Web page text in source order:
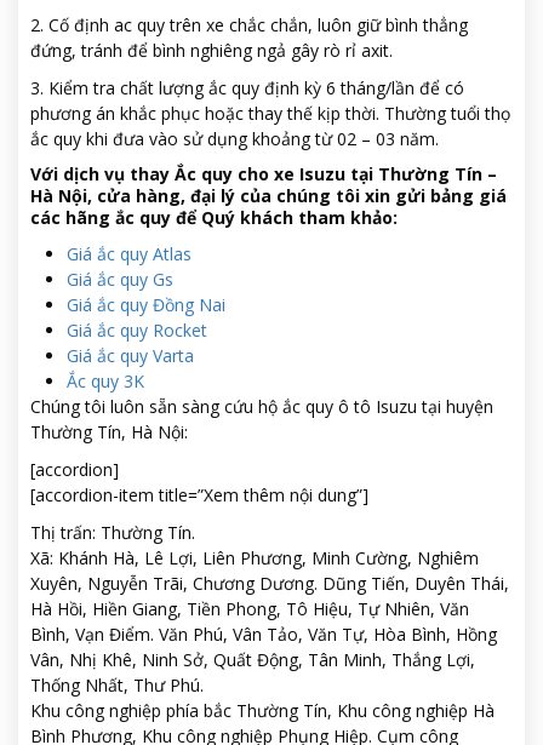
2. Cố định ac quy trên xe chắc chắn, luôn giữ bình thẳng
đứng, tránh để bình nghiêng ngả gây rò rỉ axit.
3. Kiểm tra chất lượng ắc quy định kỳ 6 tháng/lần để có
phương án khắc phục hoặc thay thế kịp thời. Thường tuổi thọ
ắc quy khi đưa vào sử dụng khoảng từ 02 – 03 năm.
Với dịch vụ thay Ắc quy cho xe Isuzu tại Thường Tín –
Hà Nội, cửa hàng, đại lý của chúng tôi xin gửi bảng giá
các hãng ắc quy để Quý khách tham khảo:
Giá ắc quy Atlas
Giá ắc quy Gs
Giá ắc quy Đồng Nai
Giá ắc quy Rocket
Giá ắc quy Varta
Ắc quy 3K
Chúng tôi luôn sẵn sàng cứu hộ ắc quy ô tô Isuzu tại huyện
Thường Tín, Hà Nội:
[accordion]
[accordion-item title=”Xem thêm nội dung”]
Thị trấn: Thường Tín.
Xã: Khánh Hà, Lê Lợi, Liên Phương, Minh Cường, Nghiêm
Xuyên, Nguyễn Trãi, Chương Dương. Dũng Tiến, Duyên Thái,
Hà Hồi, Hiền Giang, Tiền Phong, Tô Hiệu, Tự Nhiên, Văn
Bình, Vạn Điểm. Văn Phú, Vân Tảo, Văn Tự, Hòa Bình, Hồng
Vân, Nhị Khê, Ninh Sở, Quất Động, Tân Minh, Thắng Lợi,
Thống Nhất, Thư Phú.
Khu công nghiệp phía bắc Thường Tín, Khu công nghiệp Hà
Bình Phương, Khu công nghiệp Phụng Hiệp. Cụm công